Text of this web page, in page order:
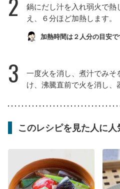
鍋にだし汁を入れ弱火で
え、６分ほど加熱します。
加熱時間は２人分の目安で
3
一度火を消し、煮汁でみ
け、沸騰直前で火を消し、
このレシピを見た人に